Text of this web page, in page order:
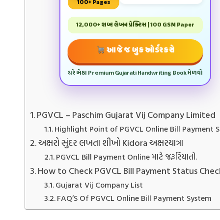
100+ Pages
12,000+ શબ્દ લેખન પ્રેક્ટિસ | 100 GSM Paper
આજે જ બુક ઓર્ડર કરો
ઘરે બેઠા Premium Gujarati Handwriting Book મેળવો
PGVCL – Paschim Gujarat Vij Company Limited
Highlight Point of PGVCL Online Bill Payment
અક્ષરો સુંદર લખતા શીખો Kidora અક્ષરયાત્રા
PGVCL Bill Payment Online માટે જરૂરિયાતો.
How to Check PGVCL Bill Payment Status
Gujarat Vij Company List
FAQ’S Of PGVCL Online Bill Payment System